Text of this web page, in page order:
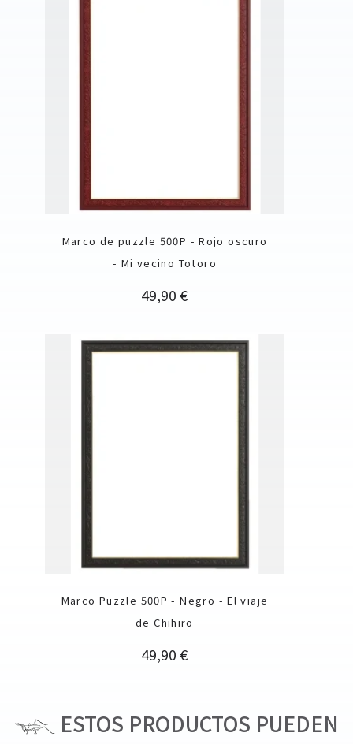
Marco de puzzle 500P - Rojo oscuro
- Mi vecino Totoro
Precio
49,90 €
Marco Puzzle 500P - Negro - El viaje
de Chihiro
Precio
49,90 €
ESTOS PRODUCTOS PUEDEN